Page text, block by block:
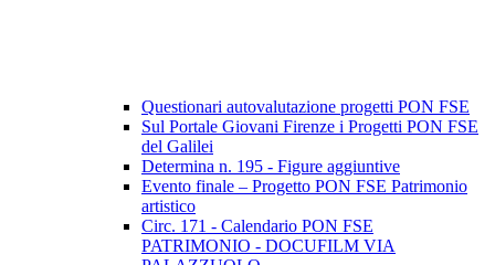
Questionari autovalutazione progetti PON FSE
Sul Portale Giovani Firenze i Progetti PON FSE
del Galilei
Determina n. 195 - Figure aggiuntive
Evento finale – Progetto PON FSE Patrimonio
artistico
Circ. 171 - Calendario PON FSE
PATRIMONIO - DOCUFILM VIA